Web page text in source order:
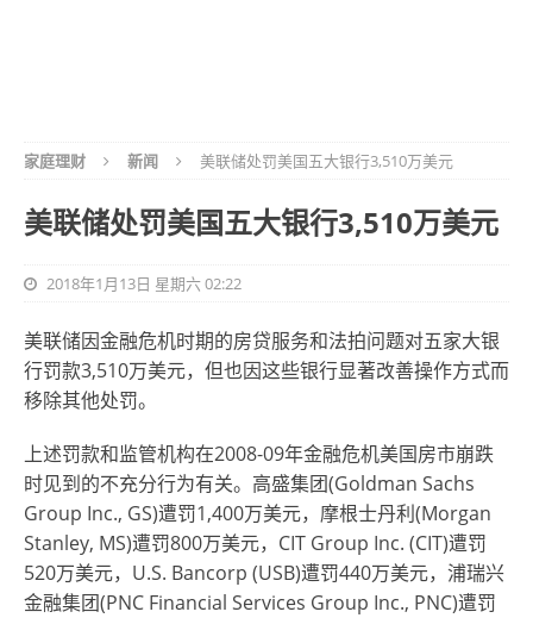
家庭理财 新闻 美联储处罚美国五大银行3,510万美元
美联储处罚美国五大银行3,510万美元
2018年1月13日 星期六 02:22
美联储因金融危机时期的房贷服务和法拍问题对五家大银
行罚款3,510万美元，但也因这些银行显著改善操作方式而
移除其他处罚。
上述罚款和监管机构在2008-09年金融危机美国房市崩跌
时见到的不充分行为有关。高盛集团(Goldman Sachs
Group Inc., GS)遭罚1,400万美元，摩根士丹利(Morgan
Stanley, MS)遭罚800万美元，CIT Group Inc. (CIT)遭罚
520万美元，U.S. Bancorp (USB)遭罚440万美元，浦瑞兴
金融集团(PNC Financial Services Group Inc., PNC)遭罚